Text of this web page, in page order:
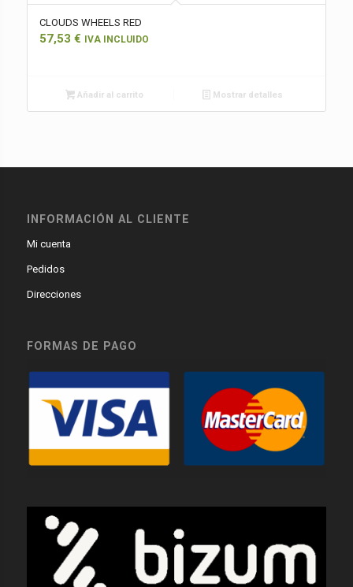
CLOUDS WHEELS RED
57,53 € IVA INCLUIDO
Añadir al carrito Mostrar detalles
INFORMACIÓN AL CLIENTE
Mi cuenta
Pedidos
Direcciones
FORMAS DE PAGO